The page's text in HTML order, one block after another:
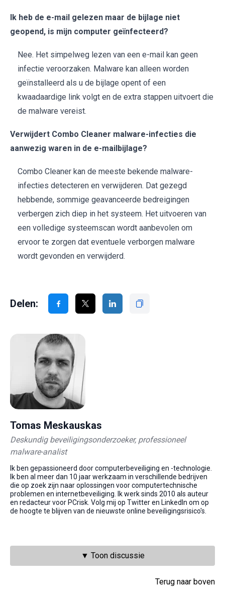
Ik heb de e-mail gelezen maar de bijlage niet
geopend, is mijn computer geïnfecteerd?
Nee. Het simpelweg lezen van een e-mail kan geen
infectie veroorzaken. Malware kan alleen worden
geïnstalleerd als u de bijlage opent of een
kwaadaardige link volgt en de extra stappen uitvoert die
de malware vereist.
Verwijdert Combo Cleaner malware-infecties die
aanwezig waren in de e-mailbijlage?
Combo Cleaner kan de meeste bekende malware-
infecties detecteren en verwijderen. Dat gezegd
hebbende, sommige geavanceerde bedreigingen
verbergen zich diep in het systeem. Het uitvoeren van
een volledige systeemscan wordt aanbevolen om
ervoor te zorgen dat eventuele verborgen malware
wordt gevonden en verwijderd.
Delen:
Tomas Meskauskas
Deskundig beveiligingsonderzoeker, professioneel
malware-analist
Ik ben gepassioneerd door computerbeveiliging en -technologie.
Ik ben al meer dan 10 jaar werkzaam in verschillende bedrijven
die op zoek zijn naar oplossingen voor computertechnische
problemen en internetbeveiliging. Ik werk sinds 2010 als auteur
en redacteur voor PCrisk. Volg mij op Twitter en LinkedIn om op
de hoogte te blijven van de nieuwste online beveiligingsrisico's.
▼ Toon discussie
Terug naar boven